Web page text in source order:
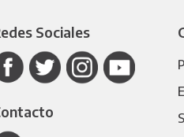
Sociales